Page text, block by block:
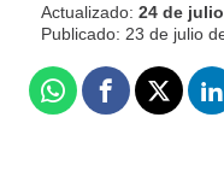
Actualizado: 24 de
Publicado: 23 de julio
WhatsappFacebook
X